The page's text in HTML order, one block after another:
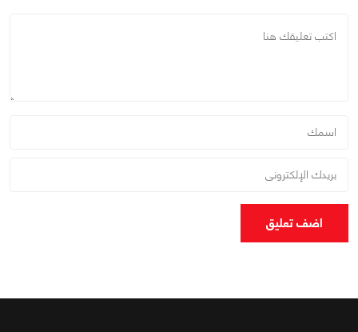
اضف تعليق